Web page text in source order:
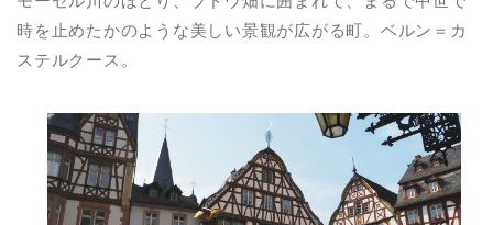
時を止めたかのような美しい景観が広がる町。ベルン＝カ
ステルクース。